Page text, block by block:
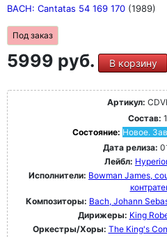
BACH: Cantatas 54 169 170 (1989)
Под заказ
5999 руб. В корзину
Артикул:
Состав:
Состояние: Новое.
Дата релиза:
Лейбл:
Исполнители: Bowman James,
Композиторы: Bach, Johann
Дирижеры: King
Оркестры/Хоры: The King's